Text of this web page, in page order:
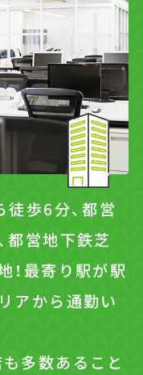
歩6分、都営
都営地下鉄芝
！最寄り駅が駅
アから通勤い
多数あること